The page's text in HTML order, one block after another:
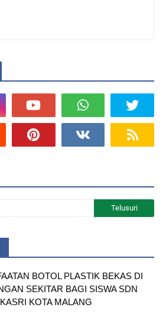
BOTOL PLASTIK BEKAS DI
SEKITAR BAGI SISWA SDN
KOTA MALANG